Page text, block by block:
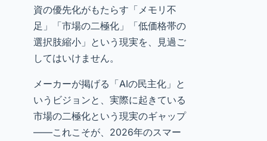
資の優先化がもたらす「メモリ不
足」「市場の二極化」「低価格帯の
選択肢縮小」という現実を、見過ご
してはいけません。
メーカーが掲げる「AIの民主化」と
いうビジョンと、実際に起きている
市場の二極化という現実のギャップ
——これこそが、2026年のスマー